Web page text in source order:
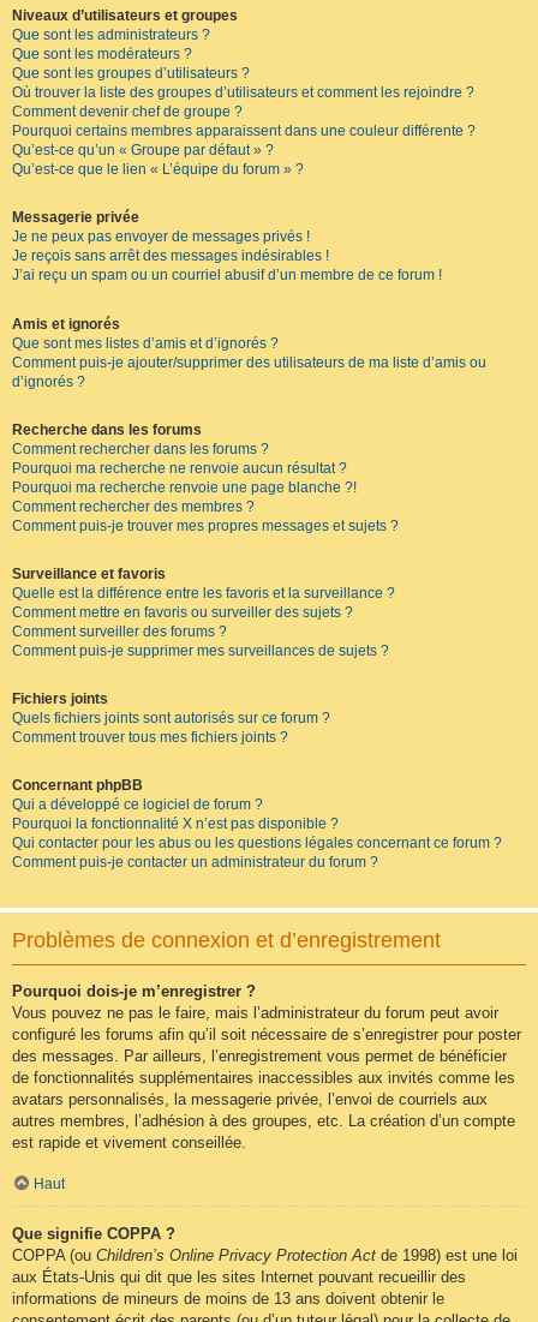
Niveaux d’utilisateurs et groupes
Que sont les administrateurs ?
Que sont les modérateurs ?
Que sont les groupes d’utilisateurs ?
Où trouver la liste des groupes d’utilisateurs et comment les rejoindre ?
Comment devenir chef de groupe ?
Pourquoi certains membres apparaissent dans une couleur différente ?
Qu’est-ce qu’un « Groupe par défaut » ?
Qu’est-ce que le lien « L’équipe du forum » ?
Messagerie privée
Je ne peux pas envoyer de messages privés !
Je reçois sans arrêt des messages indésirables !
J’ai reçu un spam ou un courriel abusif d’un membre de ce forum !
Amis et ignorés
Que sont mes listes d’amis et d’ignorés ?
Comment puis-je ajouter/supprimer des utilisateurs de ma liste d’amis ou
d’ignorés ?
Recherche dans les forums
Comment rechercher dans les forums ?
Pourquoi ma recherche ne renvoie aucun résultat ?
Pourquoi ma recherche renvoie une page blanche ?!
Comment rechercher des membres ?
Comment puis-je trouver mes propres messages et sujets ?
Surveillance et favoris
Quelle est la différence entre les favoris et la surveillance ?
Comment mettre en favoris ou surveiller des sujets ?
Comment surveiller des forums ?
Comment puis-je supprimer mes surveillances de sujets ?
Fichiers joints
Quels fichiers joints sont autorisés sur ce forum ?
Comment trouver tous mes fichiers joints ?
Concernant phpBB
Qui a développé ce logiciel de forum ?
Pourquoi la fonctionnalité X n’est pas disponible ?
Qui contacter pour les abus ou les questions légales concernant ce forum ?
Comment puis-je contacter un administrateur du forum ?
Problèmes de connexion et d’enregistrement
Pourquoi dois-je m’enregistrer ?
Vous pouvez ne pas le faire, mais l’administrateur du forum peut avoir
configuré les forums afin qu’il soit nécessaire de s’enregistrer pour poster
des messages. Par ailleurs, l’enregistrement vous permet de bénéficier
de fonctionnalités supplémentaires inaccessibles aux invités comme les
avatars personnalisés, la messagerie privée, l’envoi de courriels aux
autres membres, l’adhésion à des groupes, etc. La création d’un compte
est rapide et vivement conseillée.
Haut
Que signifie COPPA ?
COPPA (ou Children’s Online Privacy Protection Act de 1998) est une loi
aux États-Unis qui dit que les sites Internet pouvant recueillir des
informations de mineurs de moins de 13 ans doivent obtenir le